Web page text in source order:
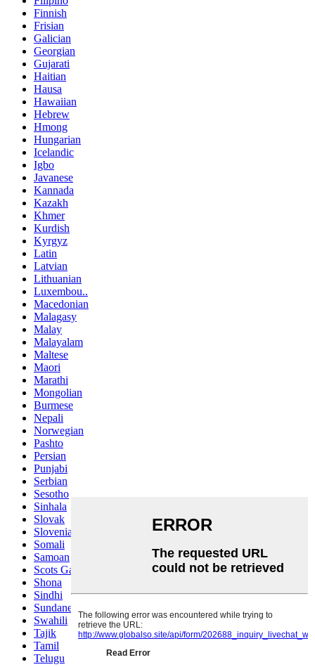
Finnish
Frisian
Galician
Georgian
Gujarati
Haitian
Hausa
Hawaiian
Hebrew
Hmong
Hungarian
Icelandic
Igbo
Javanese
Kannada
Kazakh
Khmer
Kurdish
Kyrgyz
Latin
Latvian
Lithuanian
Luxembou..
Macedonian
Malagasy
Malay
Malayalam
Maltese
Maori
Marathi
Mongolian
Burmese
Nepali
Norwegian
Pashto
Persian
Punjabi
Serbian
Sesotho
Sinhala
Slovak
Slovenian
Somali
Samoan
Scots Gaelic
Shona
Sindhi
Sundanese
Swahili
Tajik
Tamil
Telugu